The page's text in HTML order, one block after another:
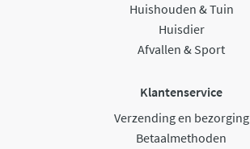
Huishouden & Tuin
Huisdier
Afvallen & Sport
Klantenservice
Verzending en bezorging
Betaalmethoden